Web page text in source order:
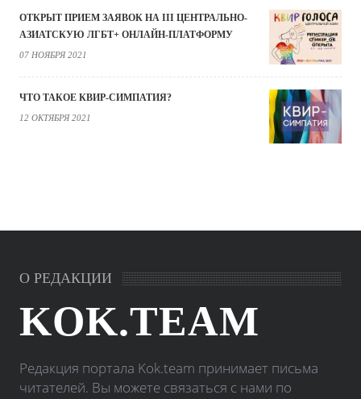
ОТКРЫТ ПРИЕМ ЗАЯВОК НА III ЦЕНТРАЛЬНО-
АЗИАТСКУЮ ЛГБТ+ ОНЛАЙН-ПЛАТФОРМУ
07 НОЯБРЯ 2021
ЧТО ТАКОЕ КВИР-СИМПАТИЯ?
12 ОКТЯБРЯ 2021
О РЕДАКЦИИ
KOK.TEAM
Редакция портала Kok.team принимает письма
читателей. Вы можете связаться с нами по